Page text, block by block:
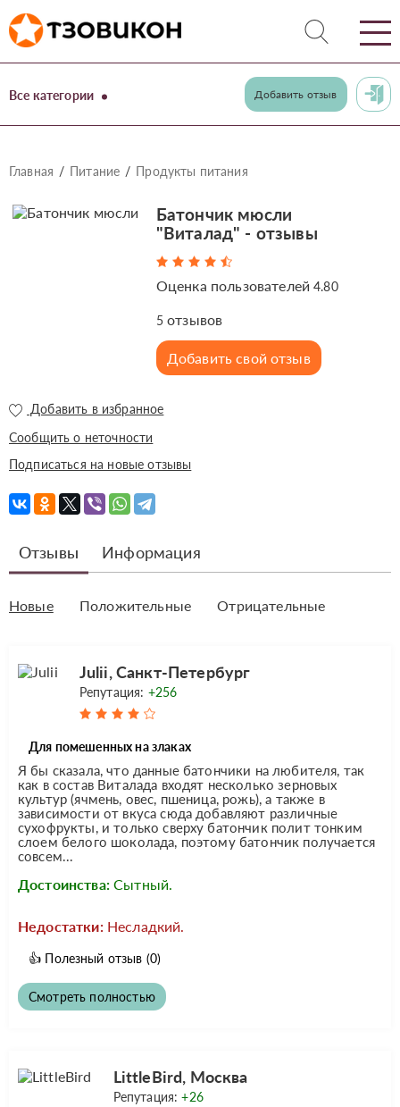
Все категории Добавить отзыв
Главная Питание Продукты питания
Батончик мюсли
"Виталад" - отзывы
Оценка пользователей4.80
5отзывов
Добавить свой отзыв
Добавить в избранное
Сообщить о неточности
Подписаться на новые отзывы
Отзывы Информация
Новые Положительные Отрицательные
Julii, Санкт-Петербург
Репутация: +256
Для помешенных на злаках
Я бы сказала, что данные батончики на любителя, так
как в состав Виталада входят несколько зерновых
культур (ячмень, овес, пшеница, рожь), а также в
зависимости от вкуса сюда добавляют различные
сухофрукты, и только сверху батончик полит тонким
слоем белого шоколада, поэтому батончик получается
совсем...
Достоинства: Сытный.
Недостатки: Несладкий.
👍 Полезный отзыв (0)
Смотреть полностью
LittleBird, Москва
Репутация:+26